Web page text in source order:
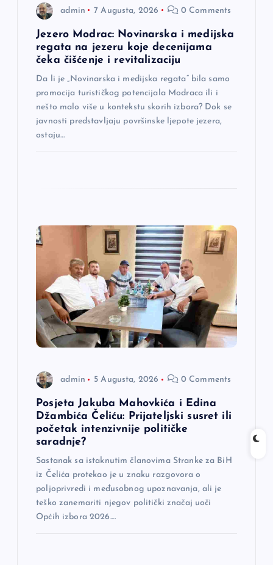
admin 7 Augusta, 2026 0 Comments
Jezero Modrac: Novinarska i medijska
regata na jezeru koje decenijama
čeka čišćenje i revitalizaciju
Da li je „Novinarska i medijska regata“ bila samo
promocija turističkog potencijala Modraca ili i
nešto malo više u kontekstu skorih izbora? Dok se
javnosti predstavljaju površinske ljepote jezera,
ostaju…
admin 5 Augusta, 2026 0 Comments
Posjeta Jakuba Mahovkića i Edina
Džambića Čeliću: Prijateljski susret ili
početak intenzivnije političke
saradnje?
Sastanak sa istaknutim članovima Stranke za BiH
iz Čelića protekao je u znaku razgovora o
poljoprivredi i međusobnog upoznavanja, ali je
teško zanemariti njegov politički značaj uoči
Općih izbora 2026.…